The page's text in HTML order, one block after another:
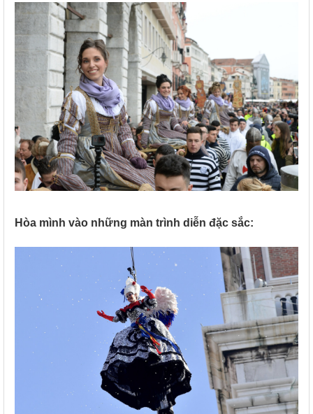
Hòa mình vào những màn trình diễn đặc sắc: